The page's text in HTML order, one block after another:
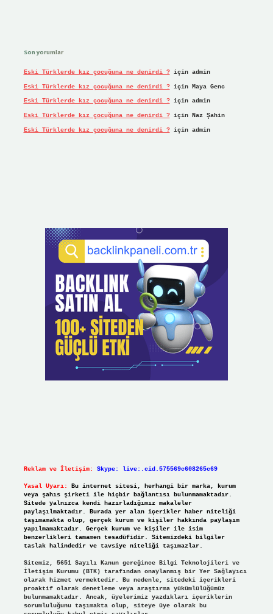
Son yorumlar
Eski Türklerde kız çocuğuna ne denirdi ?için admin
Eski Türklerde kız çocuğuna ne denirdi ?için Maya Genc
Eski Türklerde kız çocuğuna ne denirdi ?için admin
Eski Türklerde kız çocuğuna ne denirdi ?için Naz Şahin
Eski Türklerde kız çocuğuna ne denirdi ?için admin
Reklam ve İletişim: Skype: live:.cid.575569c608265c69
Yasal Uyarı:
Bu internet sitesi, herhangi bir marka, kurum
veya şahıs şirketi ile hiçbir bağlantısı bulunmamaktadır.
Sitede yalnızca kendi hazırladığımız makaleler
paylaşılmaktadır. Burada yer alan içerikler haber niteliği
taşımamakta olup, gerçek kurum ve kişiler hakkında paylaşım
yapılmamaktadır. Gerçek kurum ve kişiler ile isim
benzerlikleri tamamen tesadüfidir. Sitemizdeki bilgiler
taslak halindedir ve tavsiye niteliği taşımazlar.
Sitemiz, 5651 Sayılı Kanun gereğince Bilgi Teknolojileri ve
İletişim Kurumu (BTK) tarafından onaylanmış bir Yer Sağlayıcı
olarak hizmet vermektedir. Bu nedenle, sitedeki içerikleri
proaktif olarak denetleme veya araştırma yükümlülüğümüz
bulunmamaktadır. Ancak, üyelerimiz yazdıkları içeriklerin
sorumluluğunu taşımakta olup, siteye üye olarak bu